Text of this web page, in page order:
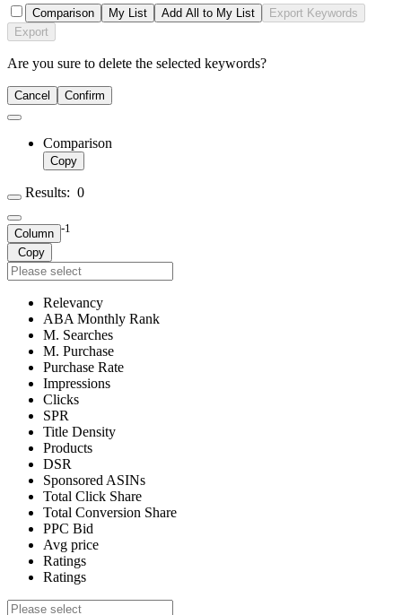
Comparison My List Add All to My List
Export Keywords
Export
Are you sure to delete the selected keywords?
Cancel Confirm
Comparison
Copy
Results: 0
Column -1
Copy
Relevancy
ABA Monthly Rank
M. Searches
M. Purchase
Purchase Rate
Impressions
Clicks
SPR
Title Density
Products
DSR
Sponsored ASINs
Total Click Share
Total Conversion Share
PPC Bid
Avg price
Ratings
Ratings